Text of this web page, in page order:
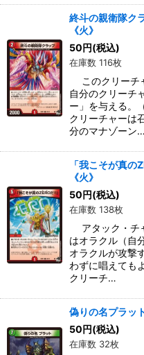
終斗の親衛隊ク
《火》
50円(税込)
在庫数 116枚
このクリーチ
自分のクリーチ
ー」を与える。
クリーチャーは
分のマナゾーン…
「我こそが真
《火》
50円(税込)
在庫数 138枚
アタック・チ
はオラクル（自
オラクルが攻撃
わずに唱えても
クリーチ…
偽りの名プラッ
50円(税込)
在庫数 32枚